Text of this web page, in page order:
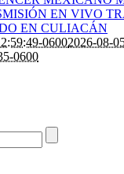
EN VIVO
EN CULIACÁN
06002026-08-
0600